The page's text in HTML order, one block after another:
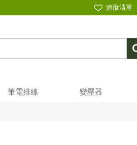
追蹤清單
筆電排線 變壓器